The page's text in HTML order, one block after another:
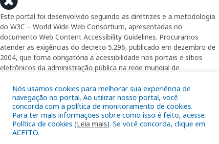
Nós usamos cookies para melhorar sua experiência de
navegação no portal. Ao utilizar nosso portal, você
concorda com a política de monitoramento de cookies.
Para ter mais informações sobre como isso é feito, acesse
Política de cookies (Leia mais). Se você concorda, clique em
ACEITO.
Este portal foi desenvolvido seguindo as diretrizes e a metodologia
do W3C – World Wide Web Consortium, apresentadas no
documento Web Content Accessibility Guidelines. Procuramos
atender as exigências do decreto 5.296, publicado em dezembro de
2004, que torna obrigatória a acessibilidade nos portais e sítios
eletrônicos da administração pública na rede mundial de
garantindo-lhes o pleno acesso aos conteúdos disponíveis.
Além de validações automáticas, foram realizados testes em
diversos navegadores e através do utilitário de acesso a Internet do
DOSVOX, sistema operacional destinado deficientes visuais.